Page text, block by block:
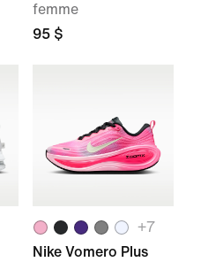
femme
95 $
+7
Nike Vomero Plus